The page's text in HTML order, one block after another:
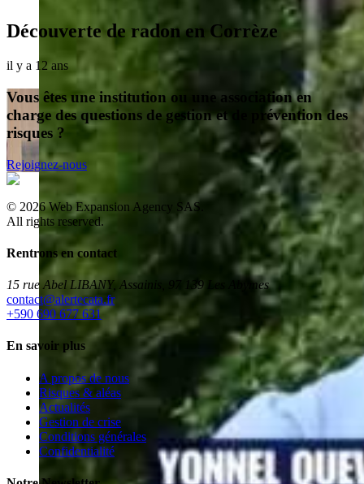
Découverte de radon en Corrèze
il y a 12 ans
Vous êtes une institution ou une association en
charge des questions de gestion et de prévention des
risques ?
Rejoignez-nous
© 2026Web Expansion Agency SAS.
All rights reserved.
Rentrons en contact
15 rue Abel LIBANY, Assainis, 97 139 Les Abymes
rf.atacetrela@tcatnoc
+590 690 677 631
En savoir plus
A propos de nous
Risques & aléas
Actualités
Gestion de crise
Conditions générales
Confidentialité